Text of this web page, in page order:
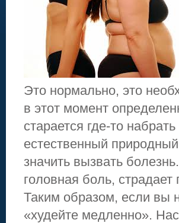
Это нормально, это
в этот момент
старается где-то
естественный
значить вызвать
головная боль,
Таким образом, если вы
«худейте медленно».